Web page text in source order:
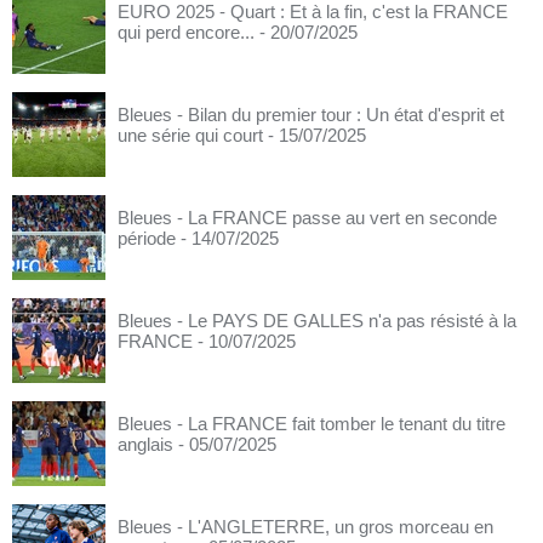
EURO 2025 - Quart : Et à la fin, c'est la FRANCE
qui perd encore... - 20/07/2025
Bleues - Bilan du premier tour : Un état d'esprit et
une série qui court - 15/07/2025
Bleues - La FRANCE passe au vert en seconde
période - 14/07/2025
Bleues - Le PAYS DE GALLES n'a pas résisté à la
FRANCE - 10/07/2025
Bleues - La FRANCE fait tomber le tenant du titre
anglais - 05/07/2025
Bleues - L'ANGLETERRE, un gros morceau en